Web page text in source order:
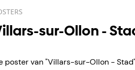
sur-Ollon -
poster van "Villars-sur-Ollon -